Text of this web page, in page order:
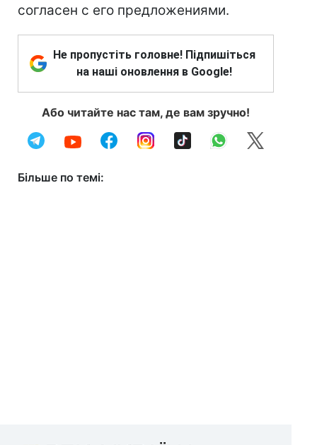
согласен с его предложениями.
Не пропустіть головне! Підпишіться
на наші оновлення в Google!
Або читайте нас там, де вам зручно!
Більше по темі: